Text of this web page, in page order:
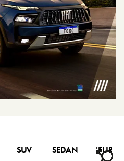
SUV SEDAN